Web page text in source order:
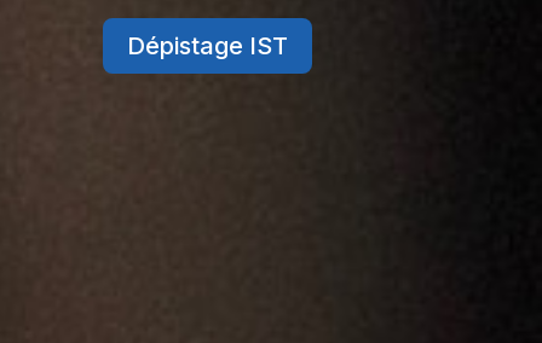
Dépistage IST